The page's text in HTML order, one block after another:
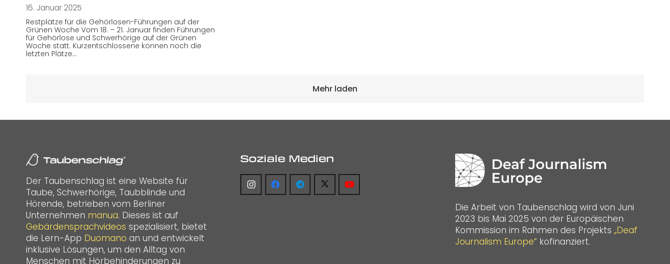
16. Januar 2025
Restplätze für die Gehörlosen-Führungen auf der
Grünen Woche Vom 18. – 21. Januar finden Führungen
für Gehörlose und Schwerhörige auf der Grünen
Woche statt. Kurzentschlossene können noch die
letzten Plätze…
Mehr laden
Der Taubenschlag ist eine Website für
Taube, Schwerhörige, Taubblinde und
Hörende, betrieben vom Berliner
Unternehmen manua. Dieses ist auf
Gebärdensprachvideos spezialisiert, bietet
die Lern-App Duomano an und entwickelt
inklusive Lösungen, um den Alltag von
Menschen mit Hörbehinderungen zu
Soziale Medien
Die Arbeit von Taubenschlag wird von Juni
2023 bis Mai 2025 von der Europäischen
Kommission im Rahmen des Projekts „Deaf
Journalism Europe“ kofinanziert.